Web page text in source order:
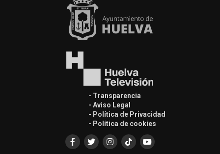
- Transparencia
- Aviso Legal
- Política de Privacidad
- Política de cookies